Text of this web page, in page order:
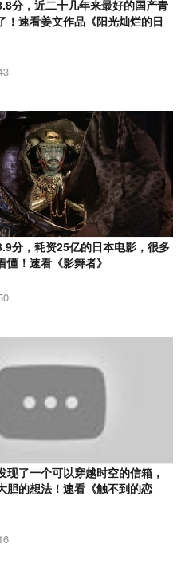
分，近二十几年来最好的国产青
！速看姜文作品《阳光灿烂的日
分，耗资25亿的日本电影，很多
懂！速看《影舞者》
现了一个可以穿越时空的信箱，
胆的想法！速看《触不到的恋